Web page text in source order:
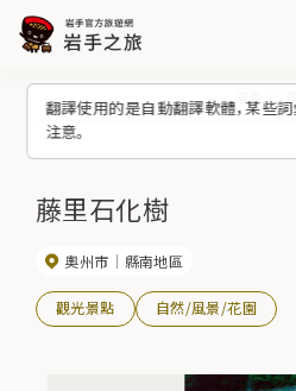
翻譯使用的是自動翻譯軟體，某些
注意。
藤里石化樹
奧州市 縣南地區
觀光景點 自然/風景/花園